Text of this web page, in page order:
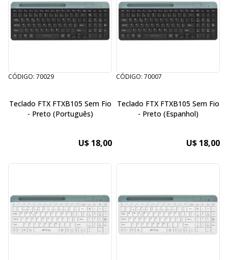
CÓDIGO: 70029
Teclado FTX FTXB105 Sem Fio
- Preto (Português)
U$ 18,00
CÓDIGO: 70007
Teclado FTX FTXB105 Sem Fio
- Preto (Espanhol)
U$ 18,00